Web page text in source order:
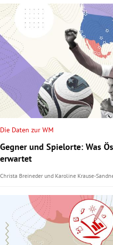
Die Daten zur WM
Gegner und Spielorte: Was
erwartet
Christa Breineder und Karoline Krause-